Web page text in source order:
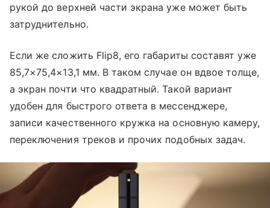
рукой до верхней части экрана уже может быть
затруднительно.
Если же сложить Flip8, его габариты составят уже
85,7×75,4×13,1 мм. В таком случае он вдвое толще,
а экран почти что квадратный. Такой вариант
удобен для быстрого ответа в мессенджере,
записи качественного кружка на основную камеру,
переключения треков и прочих подобных задач.